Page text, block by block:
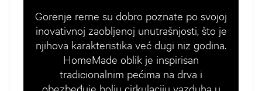
Gorenje rerne su dobro poznate po svojoj
inovativnoj zaobljenoj unutrašnjosti, što je
njihova karakteristika već dugi niz godina.
HomeMade oblik je inspirisan
tradicionalnim pećima na drva i
obezbeđuje bolju cirkulaciju vazduha u